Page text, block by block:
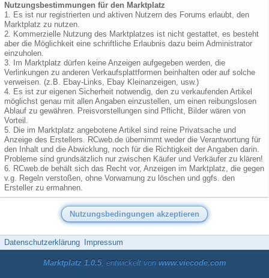
Nutzungsbestimmungen für den Marktplatz
1. Es ist nur registrierten und aktiven Nutzern des Forums erlaubt, den
Marktplatz zu nutzen.
2. Kommerzielle Nutzung des Marktplatzes ist nicht gestattet, es besteht
aber die Möglichkeit eine schriftliche Erlaubnis dazu beim Administrator
einzuholen.
3. Im Marktplatz dürfen keine Anzeigen aufgegeben werden, die
Verlinkungen zu anderen Verkaufsplattformen beinhalten oder auf solche
verweisen. (z.B. Ebay-Links, Ebay Kleinanzeigen, usw.)
4. Es ist zur eigenen Sicherheit notwendig, den zu verkaufenden Artikel
möglichst genau mit allen Angaben einzustellen, um einen reibungslosen
Ablauf zu gewähren. Preisvorstellungen sind Pflicht, Bilder wären von
Vorteil.
5. Die im Marktplatz angebotene Artikel sind reine Privatsache und
Anzeige des Erstellers. RCweb.de übernimmt weder die Verantwortung für
den Inhalt und die Abwicklung, noch für die Richtigkeit der Angaben darin.
Probleme sind grundsätzlich nur zwischen Käufer und Verkäufer zu klären!
6. RCweb.de behält sich das Recht vor, Anzeigen im Marktplatz, die gegen
v.g. Regeln verstoßen, ohne Vorwarnung zu löschen und ggfs. den
Ersteller zu ermahnen.
Datenschutzerklärung Impressum
Marktplatz 1.0.5, entwickelt von www.viecode.com